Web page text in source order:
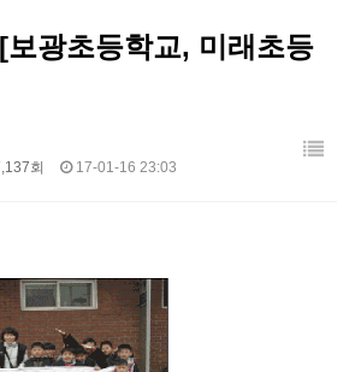
광초등학교, 미래초등
회 17-01-16 23:03